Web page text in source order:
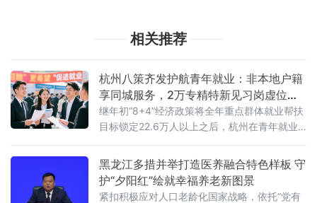
相关推荐
杭州八策齐发护航青年就业：非本地户籍
享同城服务，2万专精特新见习岗虚位以
待
继年初“8+4”经济政策将全年重点群体就业帮扶
目标锁定22.6万人以上之后，杭州在青年就业
为：服务渠道早知道、一对一帮扶、提升技能
拓岗位、职业体验零距离、好岗位精准推送、
兜底帮扶、优秀前辈来分享、求
黑龙江多措并举打造医养融合特色样板 守
护“夕阳红”绘就幸福养老新图景
紧扣积极应对人口老龄化国家战略，依托“党有